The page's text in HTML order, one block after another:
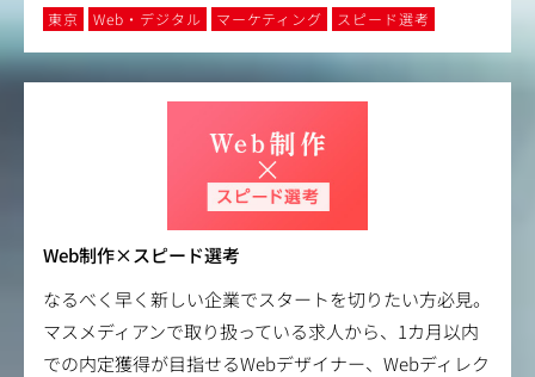
東京 Web・デジタル マーケティング スピード選考
Web制作×スピード選考
なるべく早く新しい企業でスタートを切りたい方必見。
マスメディアンで取り扱っている求人から、1カ月以内
での内定獲得が目指せるWebデザイナー、Webディレク